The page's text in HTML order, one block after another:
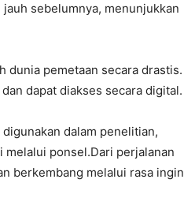
sebelumnya, menunjukkan
dunia pemetaan secara drastis.
dapat diakses secara digital.
dalam penelitian,
melalui ponsel.Dari perjalanan
berkembang melalui rasa ingin